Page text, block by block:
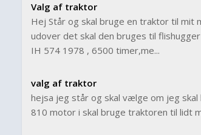
Valg af traktor
Hej Står og skal bruge en traktor til mit
udover det skal den bruges til
IH 574 1978 , 6500 timer,me...
valg af traktor
hejsa jeg står og skal vælge om jeg
810 motor i skal bruge traktoren til lidt